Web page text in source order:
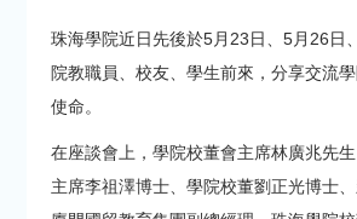
珠海學院近日先後於5月23日、5月26日
院教職員、校友、學生前來，分享交流學
使命。
在座談會上，學院校董會主席林廣兆先
主席李祖澤博士、學院校董劉正光博士、